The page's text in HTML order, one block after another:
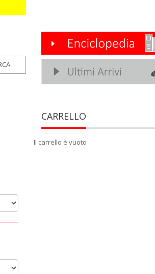
CARRELLO
Il carrello è vuoto